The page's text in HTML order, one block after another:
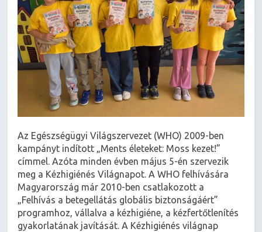
Az Egészségügyi Világszervezet (WHO) 2009-ben
kampányt indított „Ments életeket: Moss kezet!”
címmel. Azóta minden évben május 5-én szervezik
meg a Kézhigiénés Világnapot. A WHO felhívására
Magyarország már 2010-ben csatlakozott a
„Felhívás a betegellátás globális biztonságáért”
programhoz, vállalva a kézhigiéne, a kézfertőtlenítés
gyakorlatának javítását. A Kézhigiénés világnap